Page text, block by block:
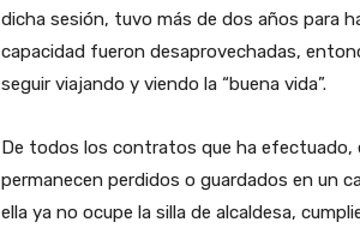
dicha sesión, tuvo más de dos años para
capacidad fueron desaprovechadas,
seguir viajando y viendo la “buena vida”.
De todos los contratos que ha efectuado,
permanecen perdidos o guardados en un
ella ya no ocupe la silla de alcaldesa,